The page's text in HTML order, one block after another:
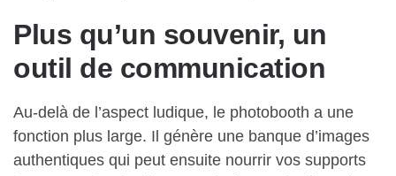
Plus qu’un souvenir, un
outil de communication
Au-delà de l’aspect ludique, le photobooth a une
fonction plus large. Il génère une banque d’images
authentiques qui peut ensuite nourrir vos supports